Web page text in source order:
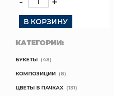
В КОРЗИНУ
КАТЕГОРИИ:
БУКЕТЫ (48)
КОМПОЗИЦИИ (8)
ЦВЕТЫ В ПАЧКАХ (131)